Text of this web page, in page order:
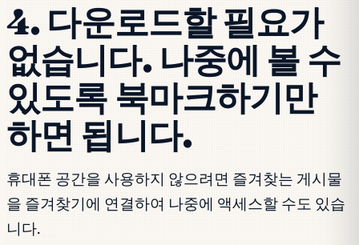
4. 다운로드할 필요가
없습니다. 나중에 볼 수
있도록 북마크하기만
하면 됩니다.
휴대폰 공간을 사용하지 않으려면 즐겨찾는 게시물
을 즐겨찾기에 연결하여 나중에 액세스할 수도 있습
니다.